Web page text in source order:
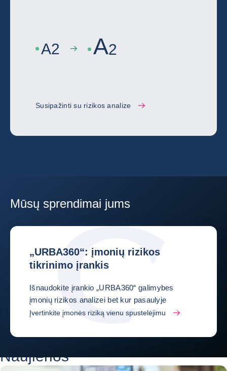
A2 A2
Susipažinti su rizikos analize
Mūsų sprendimai jums
„URBA360“: įmonių rizikos
tikrinimo įrankis
Išnaudokite įrankio „URBA360“ galimybes
įmonių rizikos analizei bet kur pasaulyje
Įvertinkite įmonės riziką vienu spustelėjimu
Naujienos